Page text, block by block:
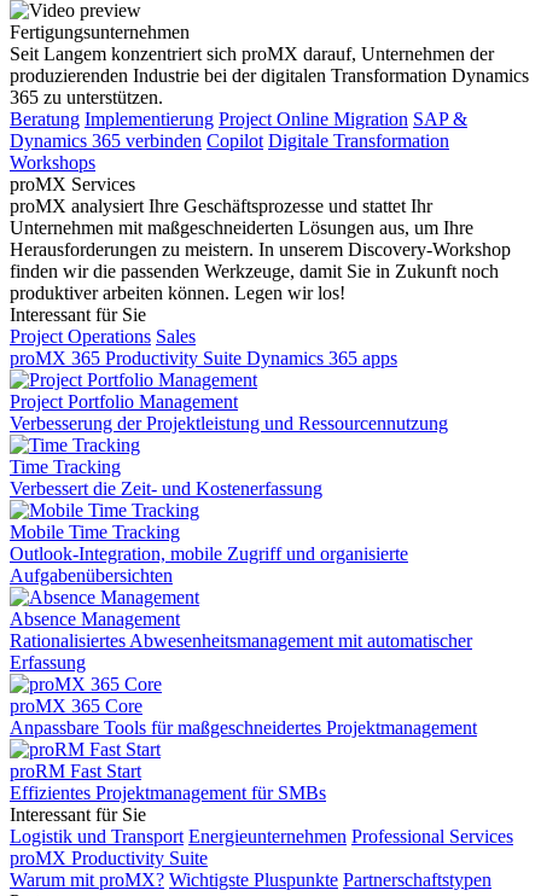
Fertigungsunternehmen
Seit Langem konzentriert sich proMX darauf, Unternehmen der
produzierenden Industrie bei der digitalen Transformation Dynamics
365 zu unterstützen.
Beratung Implementierung Project Online Migration SAP &
Dynamics 365 verbinden Copilot Digitale Transformation
Workshops
proMX Services
proMX analysiert Ihre Geschäftsprozesse und stattet Ihr
Unternehmen mit maßgeschneiderten Lösungen aus, um Ihre
Herausforderungen zu meistern. In unserem Discovery-Workshop
finden wir die passenden Werkzeuge, damit Sie in Zukunft noch
produktiver arbeiten können. Legen wir los!
Interessant für Sie
Project Operations Sales
proMX 365 Productivity Suite Dynamics 365 apps
Project Portfolio Management
Verbesserung der Projektleistung und Ressourcennutzung
Time Tracking
Verbessert die Zeit- und Kostenerfassung
Mobile Time Tracking
Outlook-Integration, mobile Zugriff und organisierte
Aufgabenübersichten
Absence Management
Rationalisiertes Abwesenheitsmanagement mit automatischer
Erfassung
proMX 365 Core
Anpassbare Tools für maßgeschneidertes Projektmanagement
proRM Fast Start
Effizientes Projektmanagement für SMBs
Interessant für Sie
Logistik und Transport Energieunternehmen Professional Services
proMX Productivity Suite
Warum mit proMX? Wichtigste Pluspunkte Partnerschaftstypen